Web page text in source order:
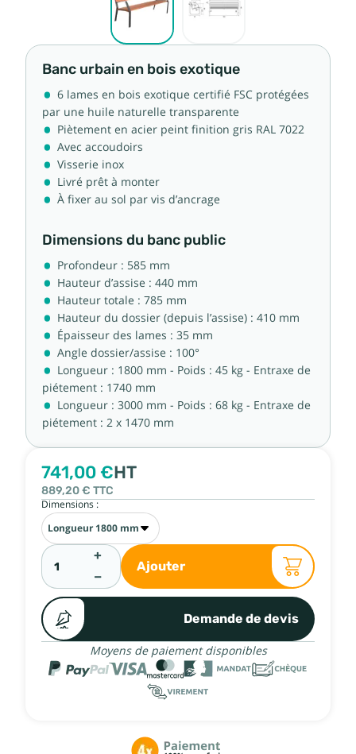
Banc urbain en bois exotique
6 lames en bois exotique certifié FSC protégées
par une huile naturelle transparente
Piètement en acier peint finition gris RAL 7022
Avec accoudoirs
Visserie inox
Livré prêt à monter
À fixer au sol par vis d’ancrage
Dimensions du banc public
Profondeur : 585 mm
Hauteur d’assise : 440 mm
Hauteur totale : 785 mm
Hauteur du dossier (depuis l’assise) : 410 mm
Épaisseur des lames : 35 mm
Angle dossier/assise : 100°
Longueur : 1800 mm - Poids : 45 kg - Entraxe de
piétement : 1740 mm
Longueur : 3000 mm - Poids : 68 kg - Entraxe de
piétement : 2 x 1470 mm
741,00 €HT
889,20 € TTC
Dimensions :
+
−
Ajouter
Demande de devis
Moyens de paiement disponibles